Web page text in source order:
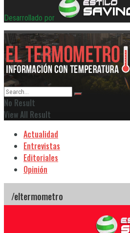
Desarrollado por
No Result
View All Result
Actualidad
Entrevistas
Editoriales
Opinión